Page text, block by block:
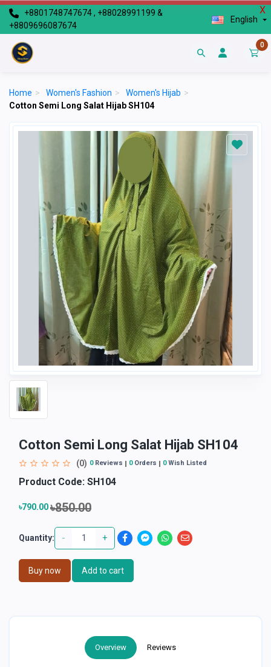
X
+8801748747674 , +88028991199 &
+8809696087674
English
0
Home > Women's Fashion > Women's Hijab >
Cotton Semi Long Salat Hijab SH104
Cotton Semi Long Salat Hijab SH104
(0) 0Reviews 0Orders 0Wish Listed
Product Code: SH104
৳790.00৳850.00
Quantity: - +
Buy now Add to cart
Overview Reviews